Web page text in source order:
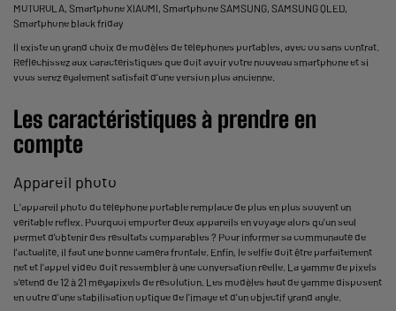
MOTOROLA, Smartphone XIAOMI, Smartphone SAMSUNG, SAMSUNG QLED,
Smartphone black friday
Il existe un grand choix de modèles de téléphones portables, avec ou sans contrat.
Réfléchissez aux caractéristiques que doit avoir votre nouveau smartphone et si
vous serez également satisfait d'une version plus ancienne.
Les caractéristiques à prendre en
compte
Appareil photo
L'appareil photo du téléphone portable remplace de plus en plus souvent un
véritable reflex. Pourquoi emporter deux appareils en voyage alors qu'un seul
permet d'obtenir des résultats comparables ? Pour informer sa communauté de
l'actualité, il faut une bonne caméra frontale. Enfin, le selfie doit être parfaitement
net et l'appel vidéo doit ressembler à une conversation réelle. La gamme de pixels
s'étend de 12 à 21 mégapixels de résolution. Les modèles haut de gamme disposent
en outre d'une stabilisation optique de l'image et d'un objectif grand angle.